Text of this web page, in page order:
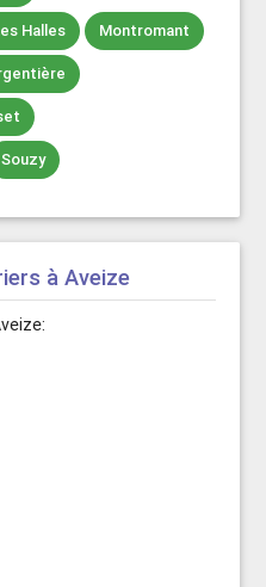
Halles Montromant
Souzy
à Aveize